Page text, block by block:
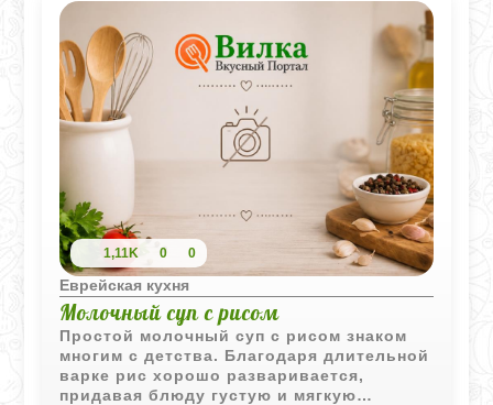
1,11K 0 0
Еврейская кухня
Молочный суп с рисом
Простой молочный суп с рисом знаком
многим с детства. Благодаря длительной
варке рис хорошо разваривается,
придавая блюду густую и мягкую